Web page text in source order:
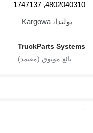
4802040310,
بولندا، Kargowa
TruckParts